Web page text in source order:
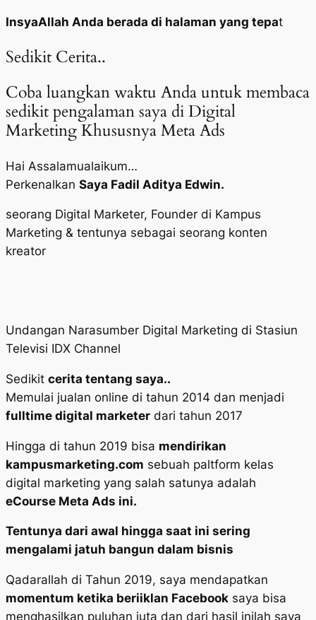
InsyaAllah Anda berada di halaman yang tepat
Sedikit Cerita..
Coba luangkan waktu Anda untuk membaca
sedikit pengalaman saya di Digital
Marketing Khususnya Meta Ads
Hai Assalamualaikum…
Perkenalkan Saya Fadil Aditya Edwin.
seorang Digital Marketer, Founder di Kampus
Marketing & tentunya sebagai seorang konten
kreator
Undangan Narasumber Digital Marketing di Stasiun
Televisi IDX Channel
Sedikit cerita tentang saya..
Memulai jualan online di tahun 2014 dan menjadi
fulltime digital marketer dari tahun 2017
Hingga di tahun 2019 bisa mendirikan
kampusmarketing.com sebuah paltform kelas
digital marketing yang salah satunya adalah
eCourse Meta Ads ini.
Tentunya dari awal hingga saat ini sering
mengalami jatuh bangun dalam bisnis
Qadarallah di Tahun 2019, saya mendapatkan
momentum ketika beriiklan Facebook saya bisa
menghasilkan puluhan juta dan dari hasil inilah saya